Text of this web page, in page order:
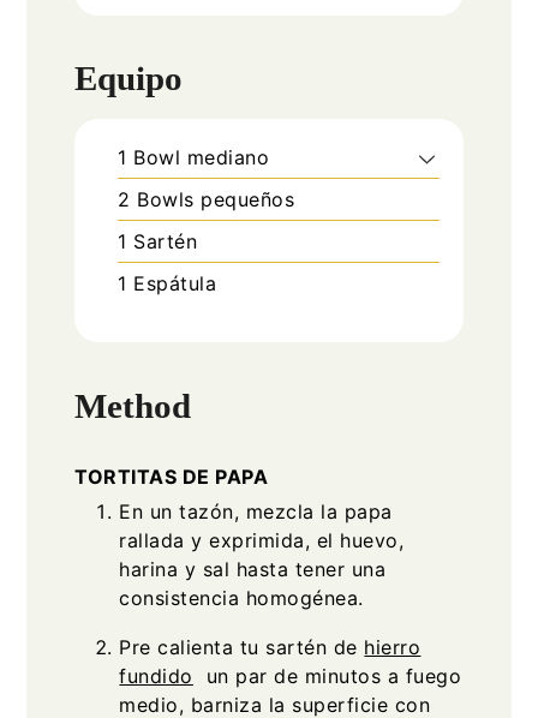
Equipo
1 Bowl mediano
2 Bowls pequeños
1 Sartén
1 Espátula
Method
TORTITAS DE PAPA
En un tazón, mezcla la papa
rallada y exprimida, el huevo,
harina y sal hasta tener una
consistencia homogénea.
Pre calienta tu sartén de hierro
fundido un par de minutos a fuego
medio, barniza la superficie con